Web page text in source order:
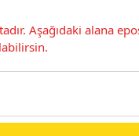
Aşağıdaki alana